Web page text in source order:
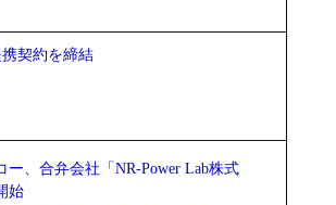
契約を締結
ー、合弁会社「NR-Power Lab株式
始